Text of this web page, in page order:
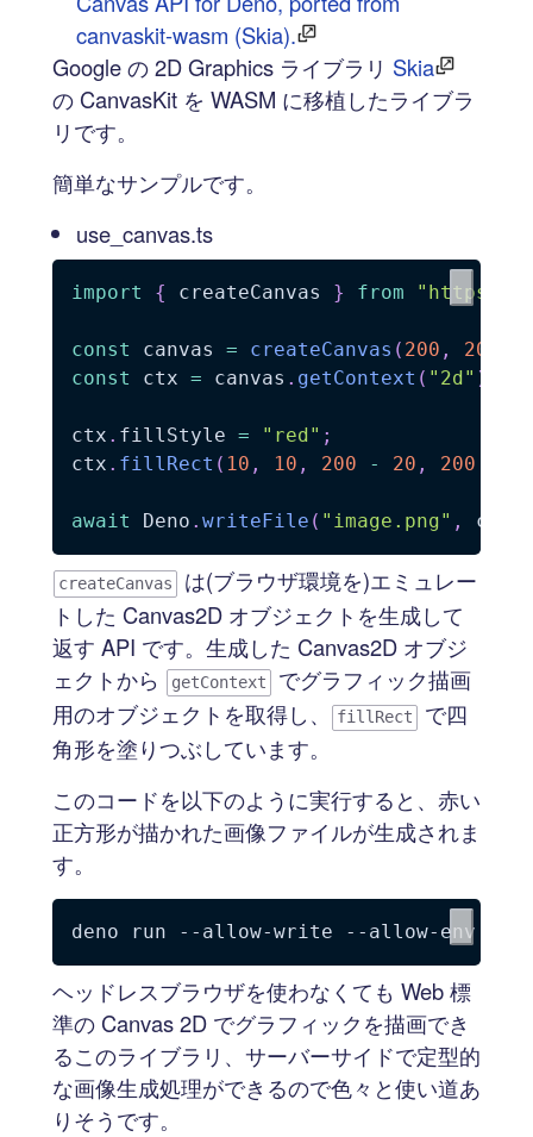
canvaskit-wasm (Skia).
Google の 2D Graphics ライブラリ Skia
の CanvasKit を WASM に移植したライブラ
リです。
簡単なサンプルです。
use_canvas.ts
import { createCanvas } from "https://
const canvas = createCanvas ( 200 , 200
const
ctx = canvas . getContext ( "2d" )
ctx . fillStyle = "red" ;
ctx . fillRect ( 10 , 10 , 200 - 20 , 200
await Deno . writeFile ( "image.png" ,
createCanvas
は(ブラウザ環境を)エミュレー
トした Canvas2D オブジェクトを生成して
返す API です。生成した Canvas2D オブジ
ェクトから
getContext
でグラフィック描画
用のオブジェクトを取得し、
fillRect
で四
角形を塗りつぶしています。
このコードを以下のように実行すると、赤い
正方形が描かれた画像ファイルが生成されま
す。
ヘッドレスブラウザを使わなくても Web 標
準の Canvas 2D でグラフィックを描画でき
るこのライブラリ、サーバーサイドで定型的
な画像生成処理ができるので色々と使い道あ
りそうです。